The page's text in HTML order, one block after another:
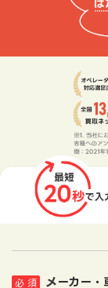
メーカー・
必 須